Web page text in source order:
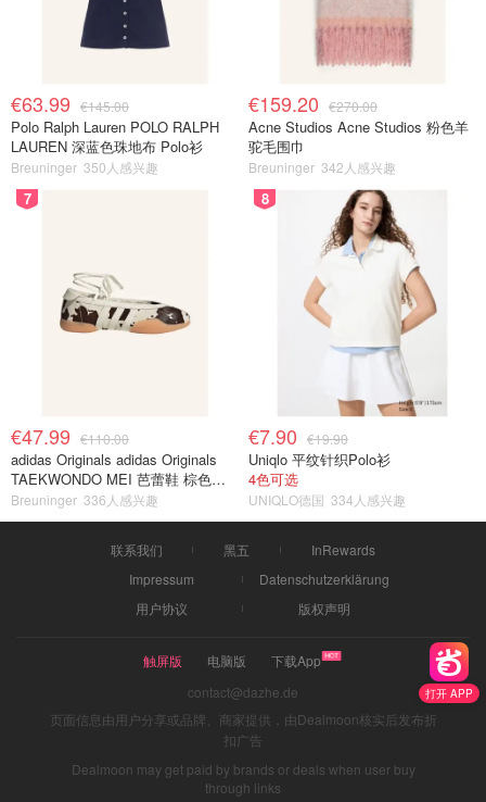
打开 APP
€63.99 €145.00
Polo Ralph Lauren POLO RALPH
LAUREN 深蓝色珠地布 Polo衫
Breuninger 350人感兴趣
€159.20 €270.00
Acne Studios Acne Studios 粉色羊
驼毛围巾
Breuninger 342人感兴趣
7
€47.99 €110.00
adidas Originals adidas Originals
TAEKWONDO MEI 芭蕾鞋 棕色米
色
Breuninger 336人感兴趣
8
€7.90 €19.90
Uniqlo 平纹针织Polo衫
4色可选
UNIQLO德国 334人感兴趣
联系我们 黑五
InRewards
Impressum
Datenschutzerklärung
用户协议
版权声明
触屏版 电脑版
下载App
contact@dazhe.de
页面信息由用户分享或品牌、商家提供，由Dealmoon核实后发布折
扣广告
Dealmoon may get paid by brands or deals when user buy
through links